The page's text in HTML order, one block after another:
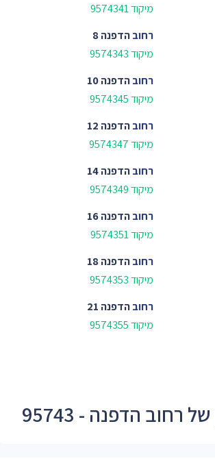
מיקוד 9574341
רחובהדפנה 8
מיקוד 9574343
רחובהדפנה 10
מיקוד 9574345
רחובהדפנה 12
מיקוד 9574347
רחובהדפנה 14
מיקוד 9574349
רחובהדפנה 16
מיקוד 9574351
רחובהדפנה 18
מיקוד 9574353
רחובהדפנה 21
מיקוד 9574355
רחוב הדפנה - 95743